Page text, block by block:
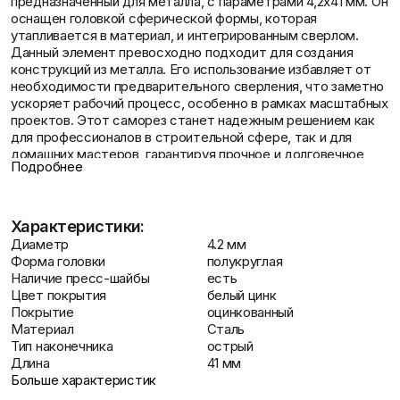
Пленки
Скотчи/Ленты
Показать больше
Фасадные сетки
Показать больше
Теплоизоляция
Минеральная вата
Пенопласт
Цементные
растворы
Шпаклевки
Базовая шпаклевка
Универсальная шпаклёвка
Финишная шпаклёвка
Показать больше
Штукатурки
Выравнивающие
штукатурки и смеси
Декоративные
штукатурки
Показать больше
Отзывы
Контакты
Доставка и оплата
оснащен головкой сферической формы, которая
утапливается в материал, и интегрированным сверлом.
Данный элемент превосходно подходит для создания
конструкций из металла. Его использование избавляет от
необходимости предварительного сверления, что заметно
ускоряет рабочий процесс, особенно в рамках масштабных
проектов. Этот саморез станет надежным решением как
для профессионалов в строительной сфере, так и для
домашних мастеров, гарантируя прочное и долговечное
соединение. Вы можете
металла 4,2х41 мм с потайной
сферической головкой и сверлом
Самосверлящий крепеж с обозначением "металл-металл"
(4,2х41 мм) является оптимизированным вариантом для
монтажа систем из металла. Благодаря своей
конструктивной особенности – наличию сверла на конце –
он способен самостоятельно проделывать отверстия в
металле, исключая этап предварительной подготовки. Это
обеспечивает быстрое и надежное скрепление элементов.
Подробнее
Характеристики:
Диаметр
4.2 мм
Форма головки
полукруглая
Наличие пресс-шайбы
есть
Цвет покрытия
белый цинк
Покрытие
оцинкованный
Материал
Сталь
Тип наконечника
острый
Длина
41 мм
Больше характеристик